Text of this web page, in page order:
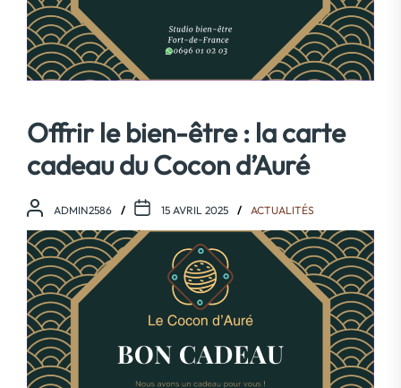
Offrir le bien-être : la carte
cadeau du Cocon d’Auré
ADMIN2586 15 AVRIL 2025 ACTUALITÉS